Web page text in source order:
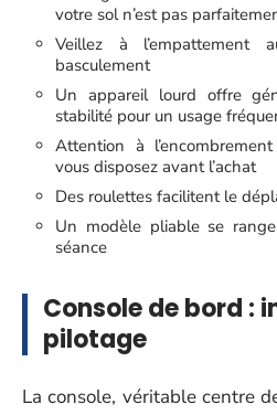
votre sol n’est pas
Veillez à
basculement
Un appareil lourd offre
stabilité pour un usage
Attention à
vous disposez avant l’achat
Des roulettes facilitent le
Un modèle pliable se
séance
Console de bord :
pilotage
La console, véritable centre